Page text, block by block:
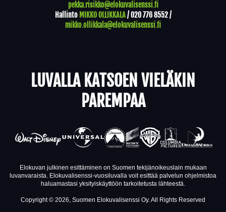
pekka.risikko@elokuvalisenssi.fi
Hallinto MIKKO OLLIKKALA/020 776 8552/
mikko.ollikkala@elokuvalisenssi.fi
LUVALLA KATSOEN VIELÄKIN
PAREMPAA
Elokuvan julkinen esittäminen on Suomen tekijänoikeuslain mukaan
luvanvaraista. Elokuvalisenssi-vuosiluvalla voit esittää palvelun ohjelmistoa
haluamastasi yksityiskäyttöön tarkoitetusta lähteestä.
Copyright © 2026, Suomen Elokuvalisenssi Oy. All Rights Reserved